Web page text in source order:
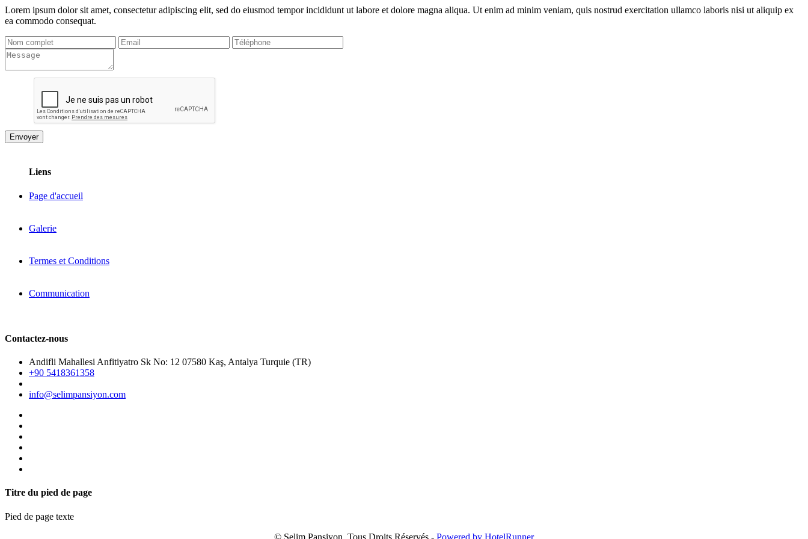
Lorem ipsum dolor sit amet, consectetur adipiscing elit, sed do eiusmod tempor incididunt ut labore et dolore magna aliqua. Ut enim ad minim veniam, quis nostrud exercitation ullamco laboris nisi ut aliquip ex
ea commodo consequat.
Liens
Page d'accueil
Galerie
Termes et Conditions
Communication
Contactez-nous
Andifli Mahallesi Anfitiyatro Sk No: 12 07580 Kaş, Antalya Turquie (TR)
+90 5418361358
info@selimpansiyon.com
Titre du pied de page
Pied de page texte
© Selim Pansiyon. Tous Droits Réservés - Powered by HotelRunner